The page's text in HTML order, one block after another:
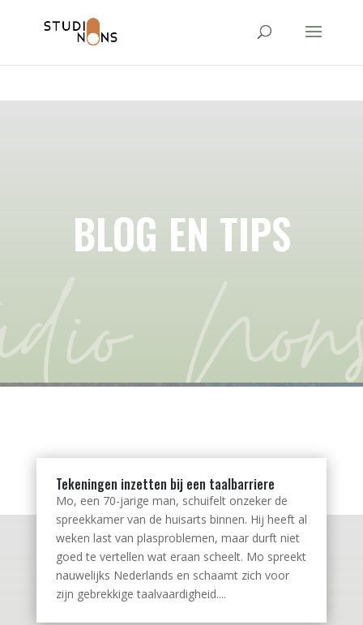
verification=hB1_4FhGbh1OL2VluUHiRFl8B8SAoNM9shx099Yv0l0
BLOG EN TIPS
Tekeningen inzetten bij een taalbarriere
Mo, een 70-jarige man, schuifelt onzeker de
spreekkamer van de huisarts binnen. Hij heeft al
weken last van plasproblemen, maar durft niet
goed te vertellen wat eraan scheelt. Mo spreekt
nauwelijks Nederlands en schaamt zich voor
zijn gebrekkige taalvaardigheid....